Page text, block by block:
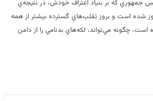
جمهوري كه بر بنياد اعتراف خودش، در نتيجه‌ي
شده است و بروز تقلب‌هاي گسترده بيشتر از همه
چگونه مي‌تواند، لكه‌هاي بدنامي را از دامن